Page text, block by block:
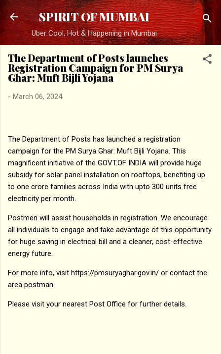
Skip to main content
SPIRIT OF MUMBAI
Uber Cool, Hot & Happening in Mumbai
The Department of Posts launches
Registration Campaign for PM Surya
Ghar: Muft Bijli Yojana
- March 06, 2024
The Department of Posts has launched a registration
campaign for the PM Surya Ghar: Muft Bijli Yojana. This
magnificent initiative of the GOVT.OF INDIA will provide huge
subsidy for solar panel installation on rooftops, benefiting up
to one crore families across India with upto 300 units free
electricity per month.
Postmen will assist households in registration. We encourage
all individuals to engage and take advantage of this opportunity
for huge saving in electrical bill and a cleaner, cost-effective
energy future.
For more info, visit https://pmsuryaghar.gov.in/ or contact the
area postman.
Please visit your nearest Post Office for further details.